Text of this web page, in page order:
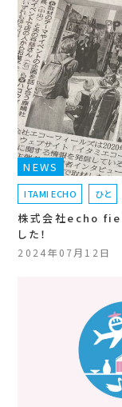
NEWS
ITAMI ECHO ひと
株式会社echo
した！
2024年07月12日